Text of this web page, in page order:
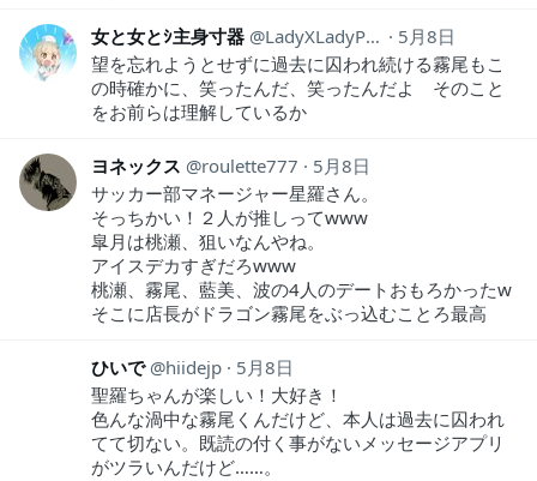
女と女とｼ主身寸器 LadyXLadyPump
5月8日
望を忘れようとせずに過去に囚われ続ける霧尾もこ
の時確かに、笑ったんだ、笑ったんだよ そのこと
をお前らは理解しているか
ヨネックス roulette777
5月8日
サッカー部マネージャー星羅さん。
そっちかい！２人が推しってwww
皐月は桃瀬、狙いなんやね。
アイスデカすぎだろwww
桃瀬、霧尾、藍美、波の4人のデートおもろかったw
そこに店長がドラゴン霧尾をぶっ込むことろ最高
ひいで hiidejp
5月8日
聖羅ちゃんが楽しい！大好き！
色んな渦中な霧尾くんだけど、本人は過去に囚われ
てて切ない。既読の付く事がないメッセージアプリ
がツラいんだけど……。